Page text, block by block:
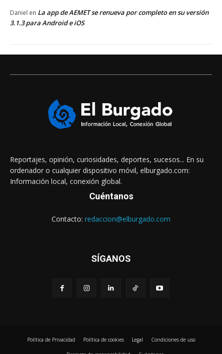
Daniel en La app de AEMET se renueva por completo en su versión
3.1.3 para Android e iOS
Reportajes, opinión, curiosidades, deportes, sucesos... En su
ordenador o cualquier dispositivo móvil, elburgado.com:
Información local, conexión global.
Cuéntanos
Contacto: redaccion@elburgado.com
SÍGANOS
Política de Privacidad Política de cookies Legal Condiciones de uso